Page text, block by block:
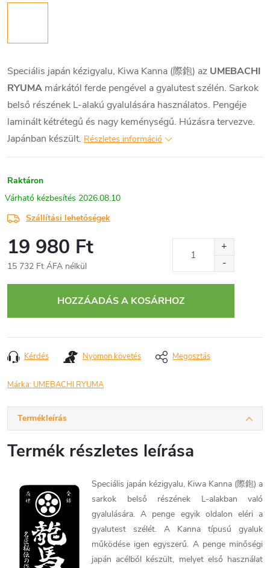
Speciális japán kézigyalu, Kiwa Kanna (際鉋) az UMEBACHI
RYUMA márkától ferde pengével a gyalutest szélén. Sarkok
belső részének L-alakú gyalulására használatos. Pengéje
laminált kétrétegű és nagy keménységű. Húzásra tervezve.
Japánban készült. Részletes információ
Raktáron
2026.08.10
Szállítási lehetőségek
19 980 Ft
15 732 Ft ÁFA nélkül
HOZZÁADÁS A KOSÁRHOZ
Kérdés Nyomon követés Megosztás
Márka: UMEBACHI RYUMA
Termékleírás
Termék részletes leírása
Speciális japán kézigyalu, Kiwa Kanna (際鉋) a
sarkok belső részének L-alakban való
gyalulására. A penge egyik oldalon eléri a
gyalutest szélét. A Kanna típusú gyaluk
működése igen egyszerű. A penge minőségi
japán acélból készült, melyet első használat